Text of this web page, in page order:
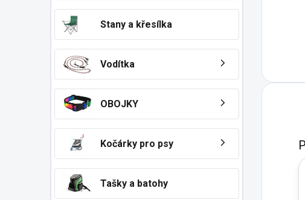
Stany a křesílka
Vodítka
OBOJKY
Kočárky pro psy
Tašky a batohy